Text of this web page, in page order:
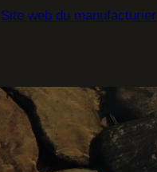
Site web du manufacturier